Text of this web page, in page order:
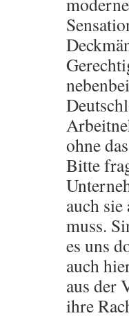
ohne
Bitte
auch
muss.
es uns
auch
aus der
ihre